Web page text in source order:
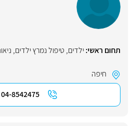
תחום ראשי:ילדים, טיפול נמרץ ילדים,
חיפה
04-8542475